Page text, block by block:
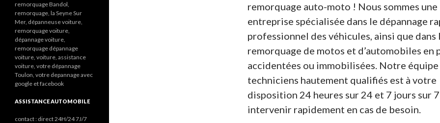
remorquage auto-moto ! Nous sommes une
entreprise spécialisée dans le dépannage
professionnel des véhicules, ainsi que dans
remorquage de motos et d’automobiles en
accidentées ou immobilisées. Notre
techniciens hautement qualifiés est à votre
disposition 24 heures sur 24 et 7 jours sur
intervenir rapidement en cas de besoin.
remorquage Bandol,
remorquage, la Seyne Sur
Mer, dépanneuse voiture,
remorquage voiture,
dépannage voiture,
remorquage dépannage
voiture, voiture, assistance
voiture, votre dépannage
Toulon, votre depannage avec
google et facebook
ASSISTANCE AUTOMOBILE
contact : direct 24H/24 7J/7